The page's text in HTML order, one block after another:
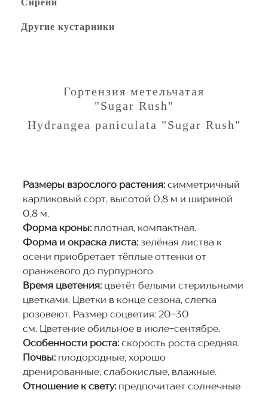
Сирени
Другие кустарники
Гортензия метельчатая
"Sugar Rush"
Hydrangea paniculata "Sugar Rush"
Размеры взрослого растения: симметричный
карликовый сорт, высотой 0,8 м и шириной
0,8 м.
Форма кроны: плотная, компактная.
Форма и окраска листа: зелёная листва к
осени приобретает тёплые оттенки от
оранжевого до пурпурного.
Время цветения: цветёт белыми стерильными
цветками. Цветки в конце сезона, слегка
розовеют. Размер соцветия: 20-30
см. Цветение обильное в июле-сентябре.
Особенности роста: скорость роста средняя.
Почвы: плодородные, хорошо
дренированные, слабокислые, влажные.
Отношение к свету: предпочитает солнечные